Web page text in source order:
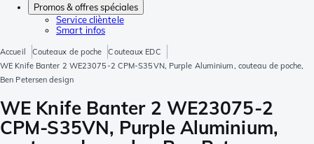
Promos & offres spéciales
Service clièntele
Smart infos
Accueil Couteaux de poche
Couteaux EDC
WE Knife Banter 2 WE23075-2 CPM-S35VN, Purple Aluminium, couteau de poche,
Ben Petersen design
WE Knife Banter 2 WE23075-2
CPM-S35VN, Purple Aluminium,